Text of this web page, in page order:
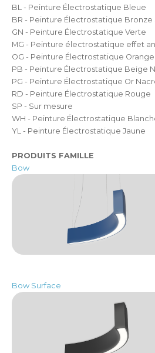
BL - Peinture Électrostatique Bleue
BR - Peinture Électrostatique Bronze
GN - Peinture Électrostatique Verte
MG - Peinture électrostatique effet
OG - Peinture Électrostatique Orange
PB - Peinture Électrostatique Beige
PG - Peinture Électrostatique Or
RD - Peinture Électrostatique Rouge
SP - Sur mesure
WH - Peinture Électrostatique
YL - Peinture Électrostatique Jaune
PRODUITS FAMILLE
Bow
Bow Surface